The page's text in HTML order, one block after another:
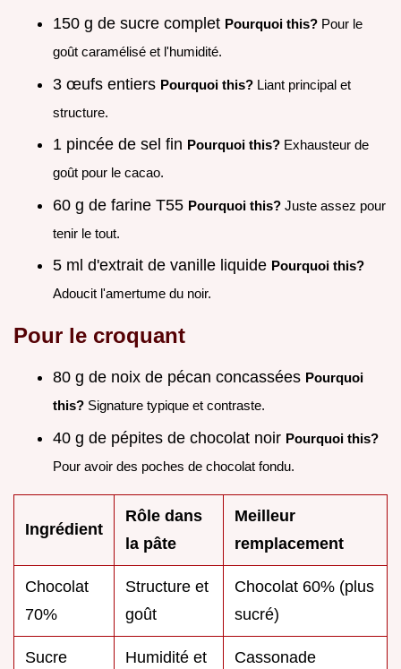
150 g de sucre complet Pourquoi this? Pour le
goût caramélisé et l'humidité.
3 œufs entiers Pourquoi this? Liant principal et
structure.
1 pincée de sel fin Pourquoi this? Exhausteur de
goût pour le cacao.
60 g de farine T55 Pourquoi this? Juste assez pour
tenir le tout.
5 ml d'extrait de vanille liquide Pourquoi this?
Adoucit l'amertume du noir.
Pour le croquant
80 g de noix de pécan concassées Pourquoi
this? Signature typique et contraste.
40 g de pépites de chocolat noir Pourquoi this?
Pour avoir des poches de chocolat fondu.
Ingrédient
Rôle dans
la pâte
Meilleur
remplacement
Chocolat
70%
Structure et
goût
Chocolat 60% (plus
sucré)
Sucre
Humidité et
Cassonade